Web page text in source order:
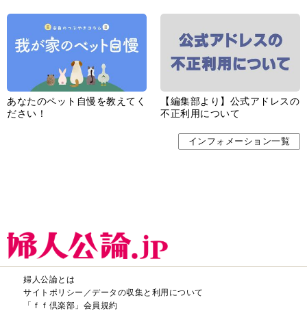
あなたのペット自慢を教えてく
ださい！
【編集部より】公式アドレスの
不正利用について
インフォメーション一覧
婦人公論とは
サイトポリシー／データの収集と利用について
「ｆｆ倶楽部」会員規約